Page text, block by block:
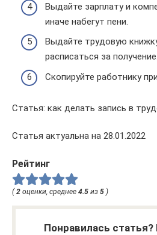
Выдайте зарплату и
иначе набегут пени.
Выдайте трудовую
расписаться за получение.
Скопируйте работнику
Статья: как делать запись в
Статья актуальна на 28.01.2022
Рейтинг
( 2 оценки, среднее 4.5 из 5 )
Понравилась